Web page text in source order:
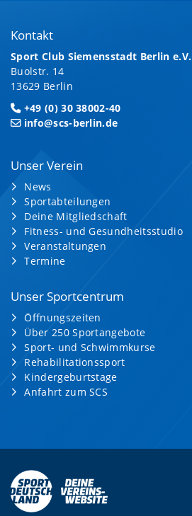
Kontakt
Sport Club Siemensstadt Berlin e.V.
Buolstr. 14
13629 Berlin
+49 (0) 30 38002-40
info@scs-berlin.de
Unser Verein
News
Sportabteilungen
Deine Mitgliedschaft
Fitness- und Gesundheitsstudio
Veranstaltungen
Termine
Unser Sportcentrum
Öffnungszeiten
Über 250 Sportangebote
Sport- und Schwimmkurse
Rehabilitationssport
Kindergeburtstage
Anfahrt zum SCS